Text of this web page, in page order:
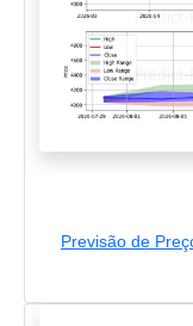
Previsão de